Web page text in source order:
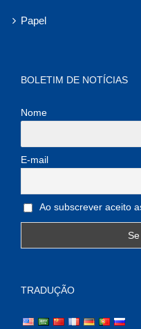
Papel
BOLETIM DE NOTÍCIAS
Nome
E-mail
Ao subscrever aceito
TRADUÇÃO